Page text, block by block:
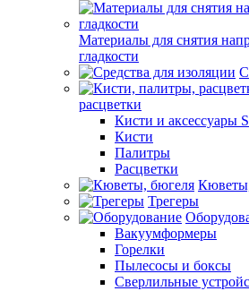
Материалы для снятия
гладкости
расцветки
Кисти и аксессуары
Кисти
Палитры
Расцветки
Трегеры
Вакуумформеры
Горелки
Пылесосы и боксы
Сверлильные